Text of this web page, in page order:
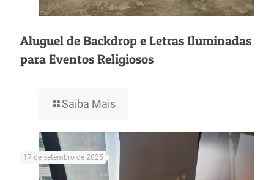
Aluguel de Backdrop e Letras Iluminadas
para Eventos Religiosos
Saiba Mais
17 de setembro de 2025